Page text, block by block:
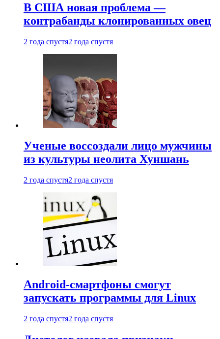
В США новая проблема —
контрабанды клонированных овец
2 года спустя2 года спустя
Ученые воссоздали лицо мужчины
из культуры неолита Хуншань
2 года спустя2 года спустя
Android-смартфоны смогут
запускать программы для Linux
2 года спустя2 года спустя